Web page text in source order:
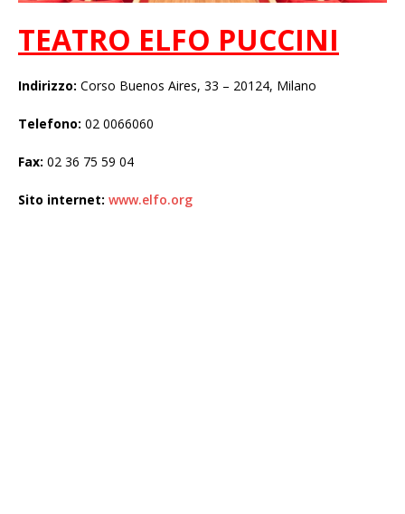
TEATRO ELFO PUCCINI
Indirizzo: Corso Buenos Aires, 33 – 20124, Milano
Telefono: 02 0066060
Fax: 02 36 75 59 04
Sito internet: www.elfo.org